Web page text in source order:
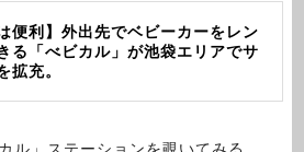
便利】外出先でベビーカーをレン
る「べビカル」が池袋エリアでサ
拡充。
ル」ステーションを覗いてみる